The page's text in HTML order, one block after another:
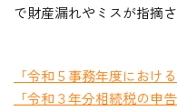
で財産漏れやミスが指摘さ
「令和５事務年度におけ
「令和３年分相続税の申